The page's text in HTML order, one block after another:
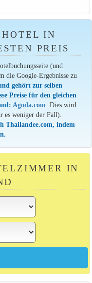
IN
PREIS
(und
die Google-Ergebnisse zu
gehört zur selben
Preise für den gleichen
Agoda.com . Dies wird
weniger der Fall).
Thailandee.com, indem
IN